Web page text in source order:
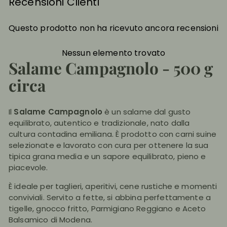
Questo prodotto non ha ricevuto ancora recensioni
Nessun elemento trovato
Salame Campagnolo - 500 g
circa
Il Salame Campagnolo è un salame dal gusto
equilibrato, autentico e tradizionale, nato dalla
cultura contadina emiliana. È prodotto con carni suine
selezionate e lavorato con cura per ottenere la sua
tipica grana media e un sapore equilibrato, pieno e
piacevole.
È ideale per taglieri, aperitivi, cene rustiche e momenti
conviviali. Servito a fette, si abbina perfettamente a
tigelle, gnocco fritto, Parmigiano Reggiano e Aceto
Balsamico di Modena.